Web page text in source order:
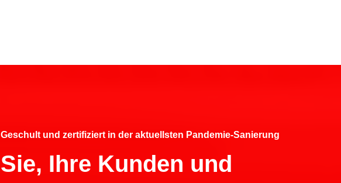
Geschult und zertifiziert in der aktuellsten Pandemie-Sanierung
Sie, Ihre Kunden und